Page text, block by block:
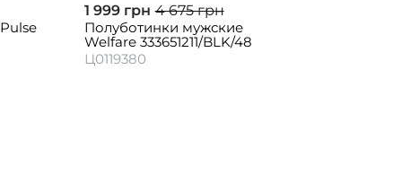
1 999 грн 4 675 грн
Полуботинки мужские
Welfare 333651211/BLK/48
Ц0119380